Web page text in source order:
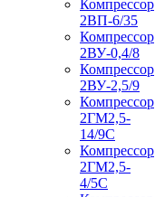
Компрессор
2ВП-6/35
Компрессор
2ВУ-0,4/8
Компрессор
2ВУ-2,5/9
Компрессор
2ГМ2,5-
14/9С
Компрессор
2ГМ2,5-
4/5С